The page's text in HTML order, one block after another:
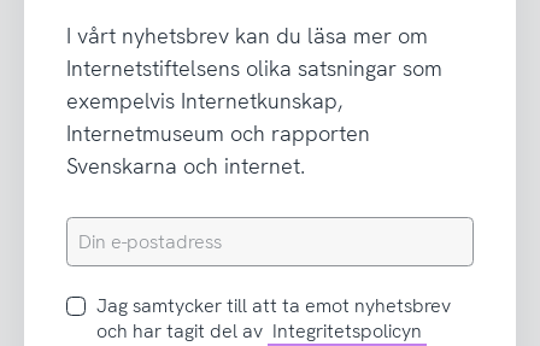
I vårt nyhetsbrev kan du läsa mer om
Internetstiftelsens olika satsningar som
exempelvis Internetkunskap,
Internetmuseum och rapporten
Svenskarna och internet.
Din
e-
Jag
samtycker
Jag samtycker till att ta emot nyhetsbrev
och har tagit del av Integritetspolicyn